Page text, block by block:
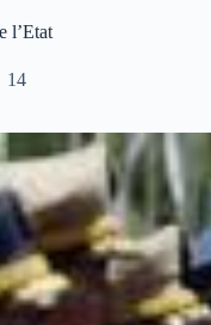
l’Etat
14